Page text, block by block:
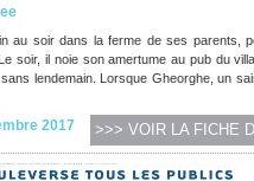
au soir dans la ferme de ses parents,
soir, il noie son amertume au pub du
lendemain. Lorsque Gheorghe, un
2017 >>> VOIR LA FICHE